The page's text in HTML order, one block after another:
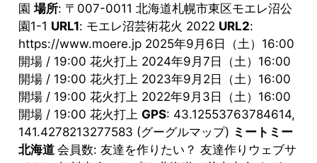
園 場所: 〒007-0011 北海道札幌市東区モエレ沼公
園1-1 URL1: モエレ沼芸術花火 2022 URL2:
https://www.moere.jp 2025年9月6日（土）16:00
開場 / 19:00 花火打上 2024年9月7日（土）16:00
開場 / 19:00 花火打上 2023年9月2日（土）16:00
開場 / 19:00 花火打上 2022年9月3日（土）16:00
開場 / 19:00 花火打上 GPS: 43.12553763784614,
141.4278213277583 (グーグルマップ) ミートミー
北海道 会員数: 友達を作りたい？ 友達作りウェブサ